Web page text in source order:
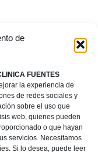
de
FUENTES
la experiencia de
de redes sociales y
sobre el uso que
web, quienes pueden
o que hayan
servicios. Necesitamos
Si lo desea, puede leer